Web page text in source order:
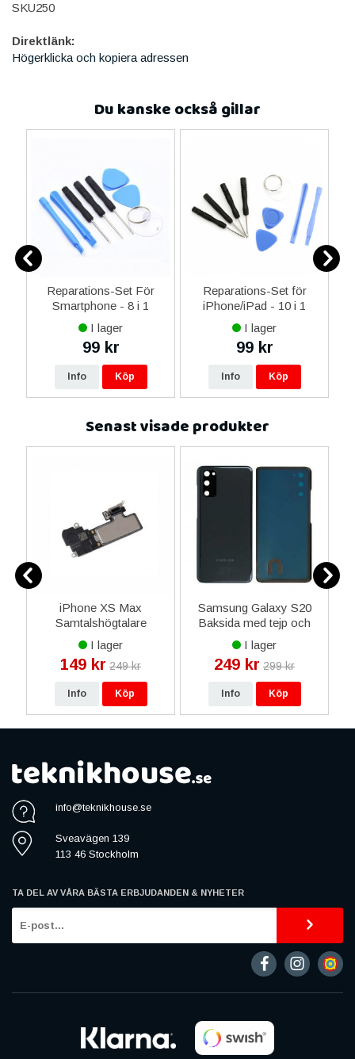
SKU250
Direktlänk:
Högerklicka och kopiera adressen
Du kanske också gillar
Reparations-Set För
Smartphone - 8 i 1
I lager
99 kr
Info Köp
Reparations-Set för
iPhone/iPad - 10 i 1
I lager
99 kr
Info Köp
Senast visade produkter
iPhone XS Max
Samtalshögtalare
I lager
149 kr 249 kr
Info Köp
Samsung Galaxy S20
Baksida med tejp och
lens - Svart
I lager
249 kr 299 kr
Info Köp
info@teknikhouse.se
Sveavägen 139
113 46 Stockholm
TA DEL AV VÅRA BÄSTA ERBJUDANDEN & NYHETER